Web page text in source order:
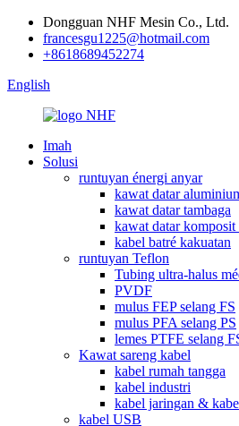
Dongguan NHF Mesin Co., Ltd.
francesgu1225@hotmail.com
+8618689452274
English
Imah
Solusi
runtuyan énergi anyar
kawat datar
kawat datar tambaga
kawat datar
kabel batré kakuatan
runtuyan Teflon
Tubing ultra-halus
PVDF
mulus FEP selang FS
mulus PFA selang PS
lemes PTFE selang
Kawat sareng kabel
kabel rumah tangga
kabel industri
kabel jaringan &
kabel USB